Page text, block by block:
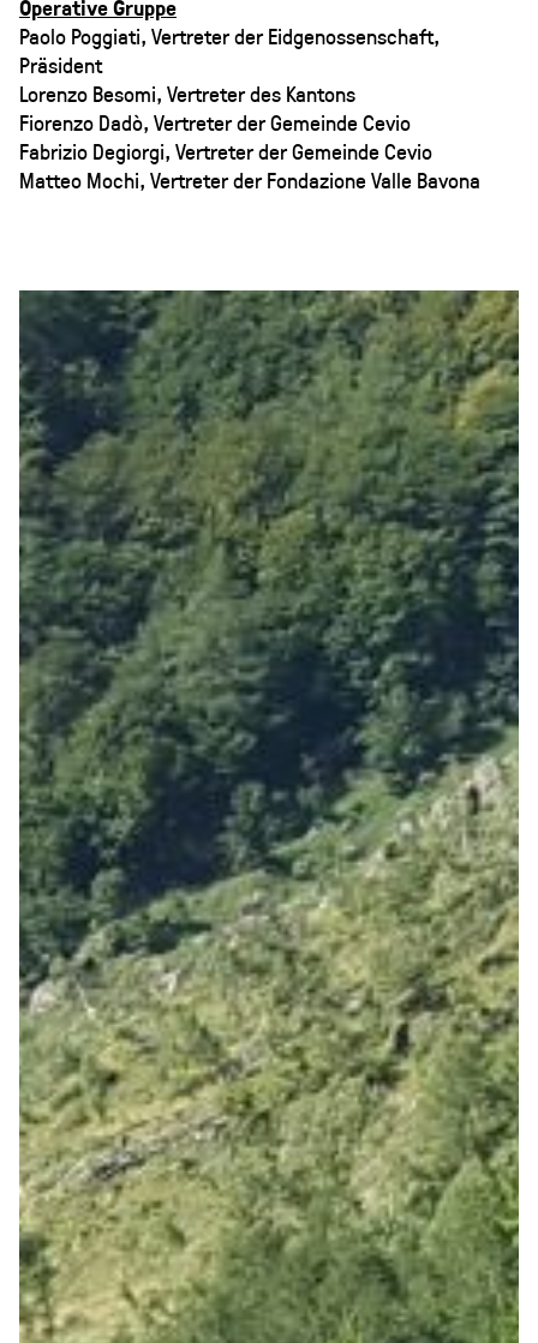
Operative Gruppe
Paolo Poggiati, Vertreter der Eidgenossenschaft,
Präsident
Lorenzo Besomi, Vertreter des Kantons
Fiorenzo Dadò, Vertreter der Gemeinde Cevio
Fabrizio Degiorgi, Vertreter der Gemeinde Cevio
Matteo Mochi, Vertreter der Fondazione Valle Bavona